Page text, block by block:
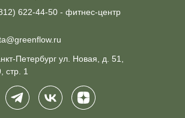
Петербург ул. Новая, д. 51,
стр. 1
622-44-50 - фитнес-центр